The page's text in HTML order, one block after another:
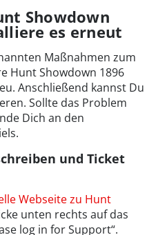
Showdown
es erneut
Maßnahmen zum
Hunt Showdown 1896
Anschließend kannst Du
Sollte das Problem
Dich an den
und Ticket
Webseite zu Hunt
unten rechts auf das
log in for Support“.